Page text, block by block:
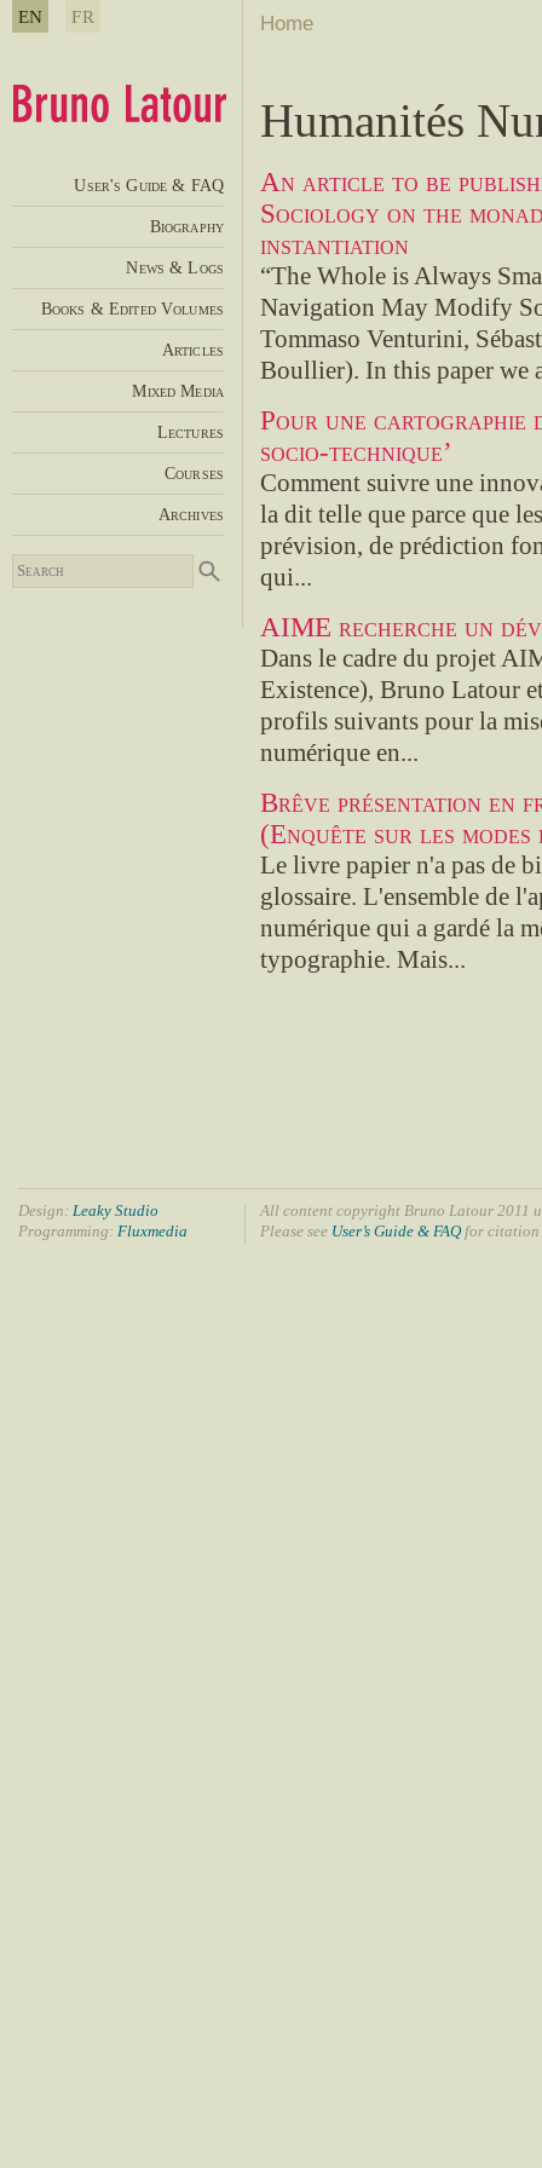
Home
Humanités
An article to be
Sociology on the
instantiation
“The Whole is Always
Navigation May Modify
Tommaso Venturini,
Boullier). In this paper we
Pour une cartographie
socio-technique’
Comment suivre une
la dit telle que parce que
prévision, de prédiction
qui...
AIME recherche un
Dans le cadre du projet
Existence), Bruno Latour
profils suivants pour la
numérique en...
Brêve présentation en
(Enquête sur les modes
Le livre papier n'a pas de
glossaire. L'ensemble de
numérique qui a gardé la
typographie. Mais...
EN FR
User's Guide & FAQ
Biography
News & Logs
Books & Edited Volumes
Articles
Mixed Media
Lectures
Courses
Archives
Design: Leaky Studio
Programming: Fluxmedia
All content copyright Bruno Latour 2011
Please see User’s Guide & FAQfor citation